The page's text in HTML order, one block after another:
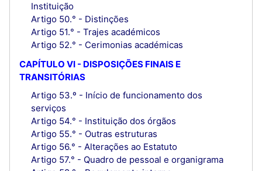
Instituição
Artigo 50.° - Distinções
Artigo 51.° - Trajes académicos
Artigo 52.° - Cerimonias académicas
CAPÍTULO VI - DISPOSIÇÕES FINAIS E
TRANSITÓRIAS
Artigo 53.º - Início de funcionamento dos
serviços
Artigo 54.° - Instituição dos órgãos
Artigo 55.° - Outras estruturas
Artigo 56.° - Alterações ao Estatuto
Artigo 57.° - Quadro de pessoal e organigrama